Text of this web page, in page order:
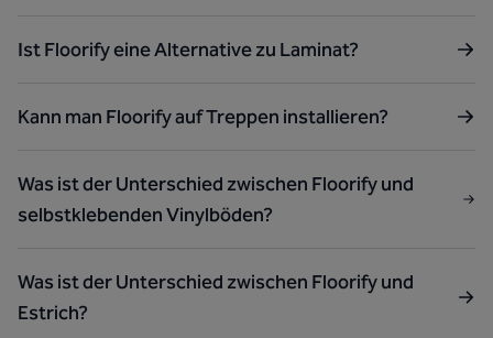
Ist Floorify eine Alternative zu Laminat?
Kann man Floorify auf Treppen installieren?
Was ist der Unterschied zwischen Floorify und
selbstklebenden Vinylböden?
Was ist der Unterschied zwischen Floorify und
Estrich?